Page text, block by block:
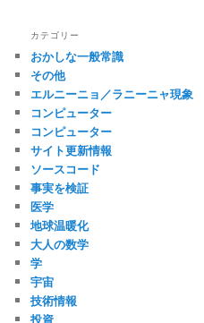
カテゴリー
おかしな一般常識
その他
エルニーニョ／ラニーニャ現象
コンピューター
コンピューター
サイト更新情報
ソースコード
事実を検証
医学
地球温暖化
大人の数学
学
宇宙
技術情報
投資